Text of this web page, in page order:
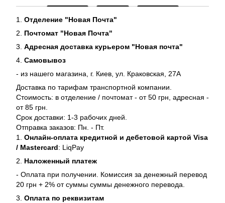
1. Отделение "Новая Почта"
2. Почтомат "Новая Почта"
3. Адресная доставка курьером "Новая почта"
4. Самовывоз
- из нашего магазина, г. Киев, ул. Краковская, 27А
Доставка по тарифам транспортной компании.
Стоимость: в отделение / почтомат - от 50 грн, адресная -
от 85 грн.
Срок доставки: 1-3 рабочих дней.
Отправка заказов: Пн. - Пт.
1. Онлайн-оплата кредитной и дебетовой картой Visa
/ Mastercard: LiqPay
2. Наложенный платеж
- Оплата при получении. Комиссия за денежный перевод
20 грн + 2% от суммы суммы денежного перевода.
3. Оплата по реквизитам